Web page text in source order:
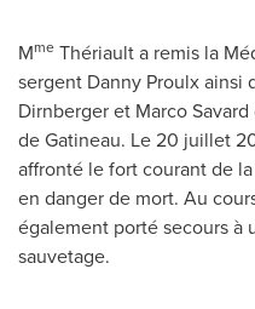
Mme Thériault a remis la
sergent Danny Proulxainsi
Dirnbergeret Marco Savard
de Gatineau. Le 20 juillet
affronté le fort courant de
en danger de mort. Au
également porté secours à
sauvetage.